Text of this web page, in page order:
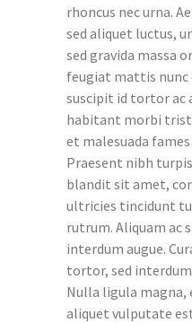
rhoncus nec urna.
sed aliquet luctus,
sed gravida massa
feugiat mattis nunc
suscipit id tortor ac
habitant morbi
et malesuada
Praesent nibh
blandit sit amet,
ultricies tincidunt
rutrum. Aliquam ac
interdum augue.
tortor, sed
Nulla ligula magna,
aliquet vulputate